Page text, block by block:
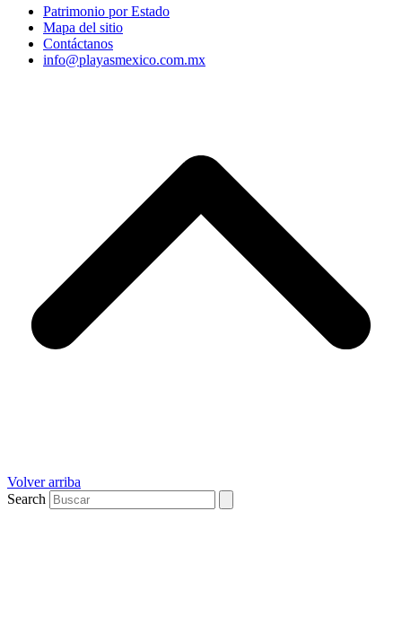
Patrimonio por Estado
Mapa del sitio
Contáctanos
info@playasmexico.com.mx
Volver arriba
Search